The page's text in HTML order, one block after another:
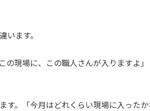
います。
の現場に、この職人さんが入りますよ
す。「今月はどれくらい現場に入った